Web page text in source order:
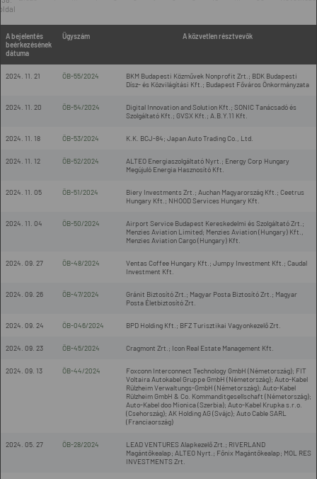
A bejelentés
beérkezésének
dátuma
Ügyszám A közvetlen résztvevők
2024. 11. 21 ÖB-55/2024
BKM Budapesti Közművek Nonprofit Zrt.; BDK Budapesti
Dísz- és Közvilágítási Kft.; Budapest Főváros Önkormányzata
2024. 11. 20 ÖB-54/2024
Digital Innovation and Solution Kft.; SONIC Tanácsadó és
Szolgáltató Kft.; GVSX Kft.; A.B.Y.11 Kft.
2024. 11. 18 ÖB-53/2024 K.K. BCJ-84; Japan Auto Trading Co., Ltd.
2024. 11. 12 ÖB-52/2024
ALTEO Energiaszolgáltató Nyrt.; Energy Corp Hungary
Megújuló Energia Hasznosító Kft.
2024. 11. 05 ÖB-51/2024
Biery Investments Zrt.; Auchan Magyarország Kft.; Ceetrus
Hungary Kft.; NHOOD Services Hungary Kft.
2024. 11. 04 ÖB-50/2024
Airport Service Budapest Kereskedelmi és Szolgáltató Zrt.;
Menzies Aviation Limited; Menzies Aviation (Hungary) Kft.,
Menzies Aviation Cargo (Hungary) Kft.
2024. 09. 27 ÖB-48/2024
Ventas Coffee Hungary Kft.; Jumpy Investment Kft.; Caudal
Investment Kft.
2024. 09. 26 ÖB-47/2024
Gránit Biztosító Zrt.; Magyar Posta Biztosító Zrt.; Magyar
Posta Életbiztosító Zrt.
2024. 09. 24 ÖB-046/2024 BPD Holding Kft.; BFZ Turisztikai Vagyonkezelő Zrt.
2024. 09. 23 ÖB-45/2024 Cragmont Zrt.; Icon Real Estate Management Kft.
2024. 09. 13 ÖB-44/2024
Foxconn Interconnect Technology GmbH (Németország); FIT
Voltaira Autokabel Gruppe GmbH (Németország); Auto-Kabel
Rülzheim Verwaltungs-GmbH (Németország); Auto-Kabel
Rülzheim GmbH & Co. Kommanditgesellschaft (Németország);
Auto-Kabel doo Mionica (Szerbia); Auto-Kabel Krupka s.r.o.
(Csehország); AK Holding AG (Svájc); Auto Cable SARL
(Franciaország)
2024. 05. 27 ÖB-28/2024
LEAD VENTURES Alapkezelő Zrt.; RIVERLAND
Magántőkealap; ALTEO Nyrt.; Főnix Magántőkealap; MOL RES
INVESTMENTS Zrt.